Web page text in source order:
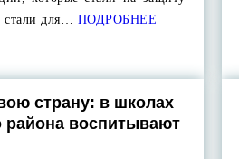
для… ПОДРОБНЕЕ
страну: в школах
района воспитывают